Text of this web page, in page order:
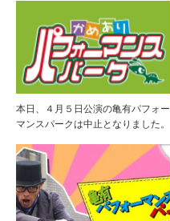
本日、４月５日公演の亀有パフォー
マンスパークは中止となりました。